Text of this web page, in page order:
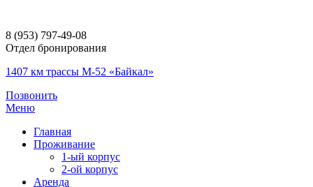
8 (953) 797-49-08
Отдел бронирования
1407 км трассы М-52 «Байкал»
Позвонить
Меню
Главная
Проживание
1-ый корпус
2-ой корпус
Аренда